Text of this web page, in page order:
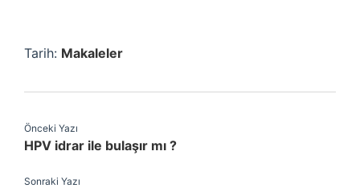
Tarih: Makaleler
Önceki Yazı
HPV idrar ile bulaşır mı ?
Sonraki Yazı